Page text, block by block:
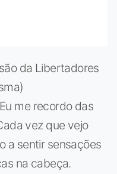
da Libertadores
me recordo das
vez que vejo
a sentir sensações
na cabeça.